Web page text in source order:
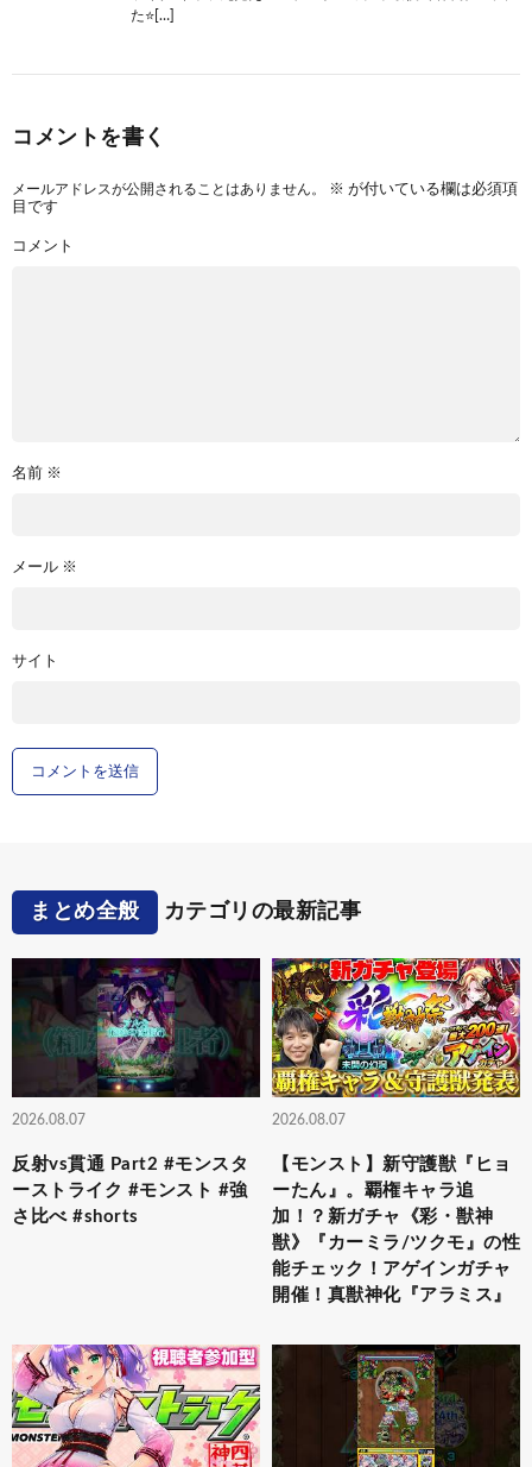
た⭐[…]
コメントを書く
メールアドレスが公開されることはありません。 ※ が付いている欄は必須項
目です
コメント
名前 ※
メール ※
サイト
まとめ全般 カテゴリの最新記事
2026.08.07
反射vs貫通 Part2 #モンスタ
ーストライク #モンスト #強
さ比べ #shorts
2026.08.07
【モンスト】新守護獣『ヒョ
ーたん』。覇権キャラ追
加！？新ガチャ《彩・獣神
獣》『カーミラ/ツクモ』の性
能チェック！アゲインガチャ
開催！真獣神化『アラミス』